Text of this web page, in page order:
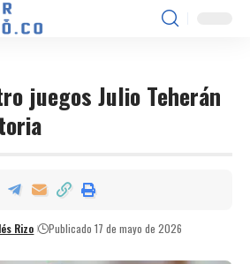
juegos Julio Teherán
Rizo Publicado 17 de mayo de 2026